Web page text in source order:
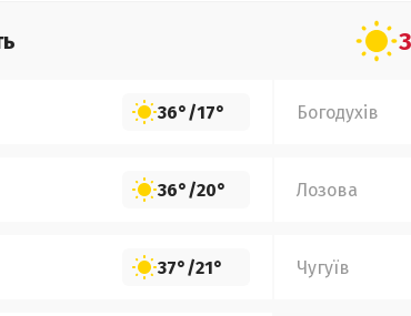
36°/17° Богодухів
36°/20° Лозова
37°/21° Чугуїв